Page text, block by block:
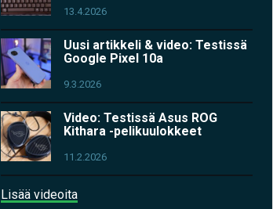
13.4.2026
Uusi artikkeli & video: Testissä
Google Pixel 10a
9.3.2026
Video: Testissä Asus ROG
Kithara -pelikuulokkeet
11.2.2026
Lisää videoita